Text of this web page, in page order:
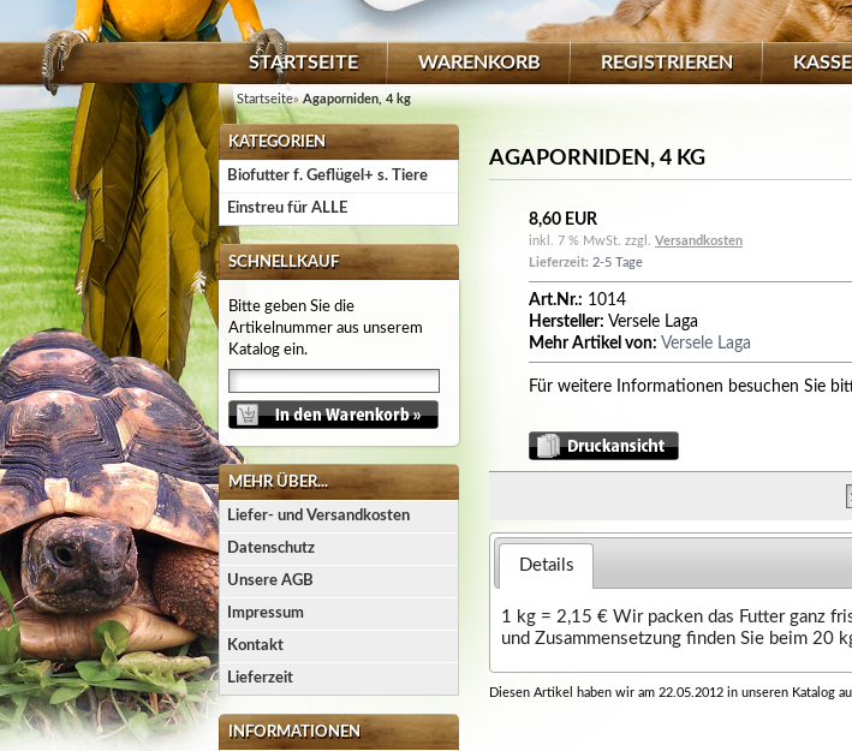
STARTSEITE WARENKORB REGISTRIEREN KASSE
Startseite»Agaporniden, 4 kg
KATEGORIEN
Biofutter f. Geflügel+ s. Tiere
Einstreu für ALLE
SCHNELLKAUF
Bitte geben Sie die
Artikelnummer aus unserem
Katalog ein.
MEHR ÜBER...
Liefer- und Versandkosten
Datenschutz
Unsere AGB
Impressum
Kontakt
Lieferzeit
INFORMATIONEN
AGAPORNIDEN, 4 KG
8,60 EUR
inkl. 7 % MwSt. zzgl. Versandkosten
Lieferzeit: 2-5 Tage
Art.Nr.: 1014
Hersteller: Versele Laga
Mehr Artikel von: Versele Laga
Für weitere Informationen besuchen Sie
Details
1 kg = 2,15 € Wir packen das Futter ganz
und Zusammensetzung finden Sie beim 20
Diesen Artikel haben wir am 22.05.2012 in unseren Katalog